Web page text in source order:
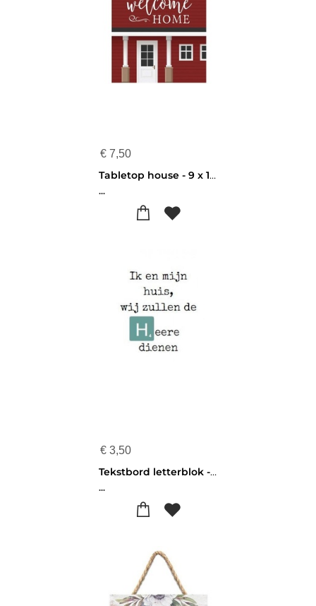
€ 7,50
Tabletop house - 9 x 11,5 cm - Welcome Home - 656200927762
...
€ 3,50
Tekstbord letterblok - Ik en mijn huis zullen de Heere dienen - HG5164
...